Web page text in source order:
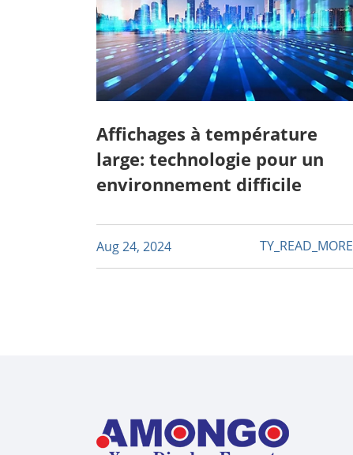
Affichages à température
large: technologie pour un
environnement difficile
Aug 24, 2024 TY_READ_MORE